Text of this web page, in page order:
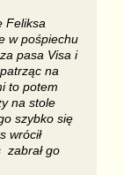
Feliksa
w pośpiechu
pasa Visa i
na
to potem
na stole
szybko się
wrócił
zabrał go